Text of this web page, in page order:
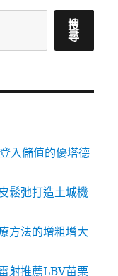
搜
尋
入儲值的優塔德
鬆弛打造土城機
方法的增粗增大
射推薦LBV苗栗